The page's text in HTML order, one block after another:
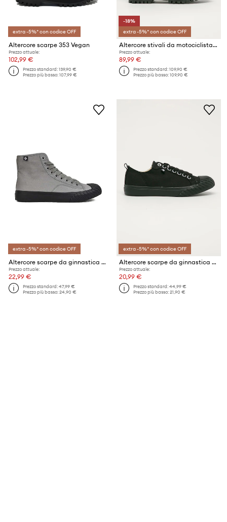
extra -5%* con codice OFF
Altercore scarpe 353 Vegan
Prezzo attuale:
102,99 €
Prezzo standard:139,90 €
Prezzo più basso:107,99 €
-18%
extra -5%* con codice OFF
Altercore stivali da motociclista 351
Prezzo attuale:
89,99 €
Prezzo standard:109,90 €
Prezzo più basso:109,90 €
extra -5%* con codice OFF
Altercore scarpe da ginnastica Salem
Prezzo attuale:
22,99 €
Prezzo standard:47,99 €
Prezzo più basso:24,90 €
extra -5%* con codice OFF
Altercore scarpe da ginnastica ROGATA BLACK
Prezzo attuale:
20,99 €
Prezzo standard:44,99 €
Prezzo più basso:21,90 €